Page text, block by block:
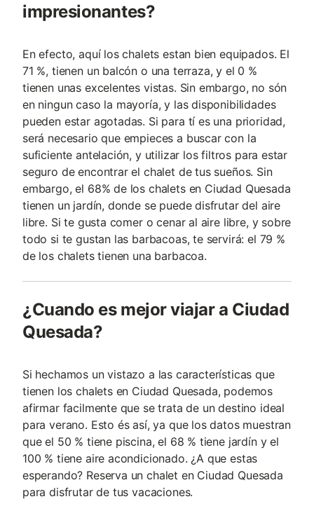
impresionantes?
En efecto, aquí los chalets estan bien equipados. El
71 %, tienen un balcón o una terraza, y el 0 %
tienen unas excelentes vistas. Sin embargo, no són
en ningun caso la mayoría, y las disponibilidades
pueden estar agotadas. Si para tí es una prioridad,
será necesario que empieces a buscar con la
suficiente antelación, y utilizar los filtros para estar
seguro de encontrar el chalet de tus sueños. Sin
embargo, el 68% de los chalets en Ciudad Quesada
tienen un jardín, donde se puede disfrutar del aire
libre. Si te gusta comer o cenar al aire libre, y sobre
todo si te gustan las barbacoas, te servirá: el 79 %
de los chalets tienen una barbacoa.
¿Cuando es mejor viajar a Ciudad
Quesada?
Si hechamos un vistazo a las características que
tienen los chalets en Ciudad Quesada, podemos
afirmar facilmente que se trata de un destino ideal
para verano. Esto és así, ya que los datos muestran
que el 50 % tiene piscina, el 68 % tiene jardín y el
100 % tiene aire acondicionado. ¿A que estas
esperando? Reserva un chalet en Ciudad Quesada
para disfrutar de tus vacaciones.